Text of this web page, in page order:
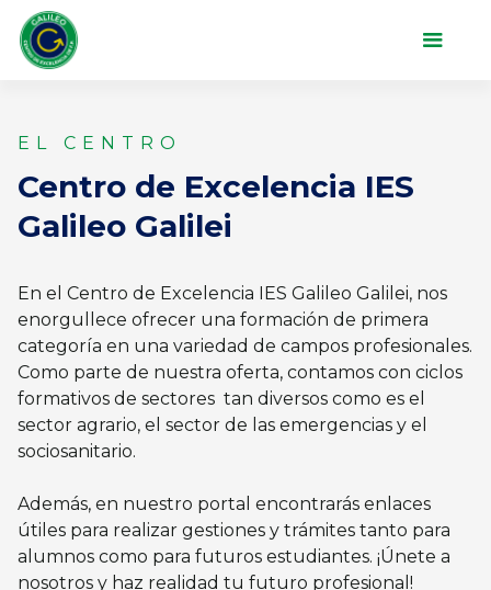
EL CENTRO
Centro de Excelencia IES
Galileo Galilei
En el Centro de Excelencia IES Galileo Galilei, nos
enorgullece ofrecer una formación de primera
categoría en una variedad de campos profesionales.
Como parte de nuestra oferta, contamos con ciclos
formativos de sectores tan diversos como es el
sector agrario, el sector de las emergencias y el
sociosanitario.
Además, en nuestro portal encontrarás enlaces
útiles para realizar gestiones y trámites tanto para
alumnos como para futuros estudiantes. ¡Únete a
nosotros y haz realidad tu futuro profesional!